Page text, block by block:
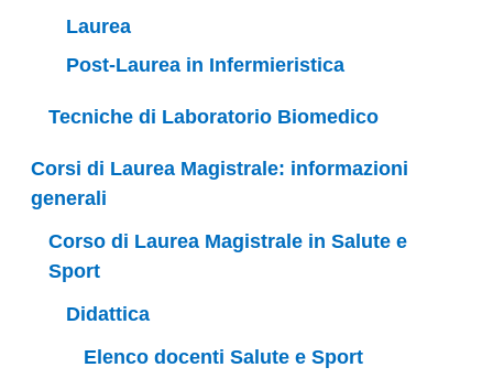
Laurea
Post-Laurea in Infermieristica
Tecniche di Laboratorio Biomedico
Corsi di Laurea Magistrale: informazioni
generali
Corso di Laurea Magistrale in Salute e
Sport
Didattica
Elenco docenti Salute e Sport